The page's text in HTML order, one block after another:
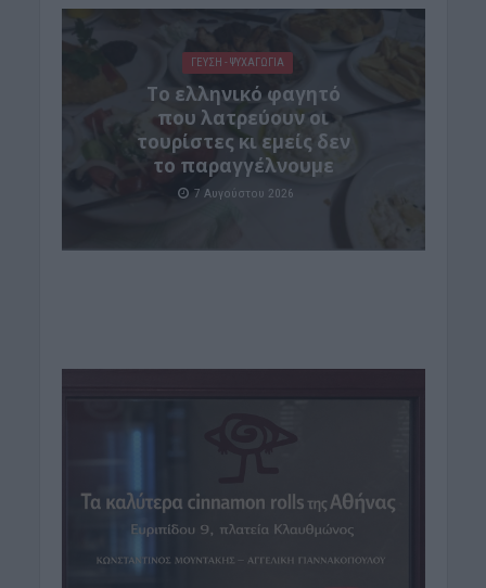
ΓΕΎΣΗ - ΨΥΧΑΓΩΓΊΑ
Το ελληνικό φαγητό
που λατρεύουν οι
τουρίστες κι εμείς δεν
το παραγγέλνουμε
7 Αυγούστου 2026